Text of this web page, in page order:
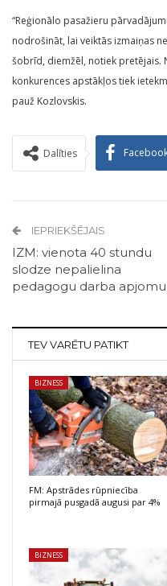
“Reģionālo pasažieru
nodrošināt, lai veiktās izmaiņas
šobrīd, diemžēl, notiek pretējais.
konkurences apstākļos tiek
pauž Kozlovskis.
Dalīties
IEPRIEKŠĒJAIS
IZM: vienota 40 stundu
slodze nepalielina
pedagogu darba apjomu
TEV VARĒTU PATIKT
BIZNESS
FM: Apstrādes rūpniecība
pirmajā pusgadā augusi par 4%
BIZNESS